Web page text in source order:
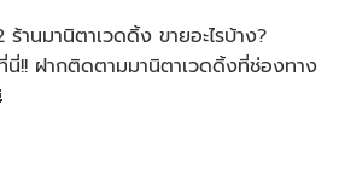
านมานิตาเวดดิ้ง ขายอะไรบ้าง?
!! ฝากติดตามมานิตาเวดดิ้งที่ช่องทาง